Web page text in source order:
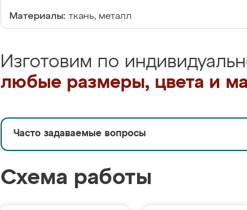
Материалы: ткань, металл
Изготовим по
любые размеры, цвета и
Часто задаваемые вопросы
Схема работы